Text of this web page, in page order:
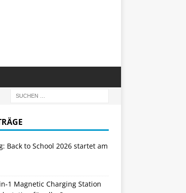
Back to School 2026 startet am
1 Magnetic Charging Station